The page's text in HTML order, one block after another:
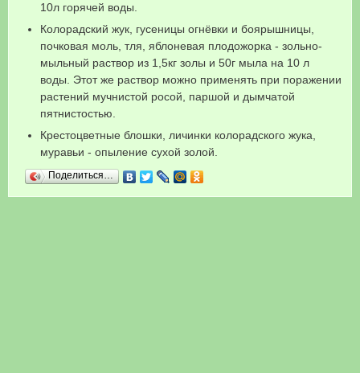
10л горячей воды.
Колорадский жук, гусеницы огнёвки и боярышницы,
почковая моль, тля, яблоневая плодожорка - зольно-
мыльный раствор из 1,5кг золы и 50г мыла на 10 л
воды. Этот же раствор можно применять при поражении
растений мучнистой росой, паршой и дымчатой
пятнистостью.
Крестоцветные блошки, личинки колорадского жука,
муравьи - опыление сухой золой.
Поделиться…